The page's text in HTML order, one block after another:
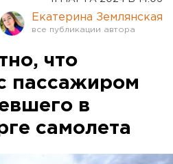
Екатерина Землянская
что
пассажиром
в
самолета